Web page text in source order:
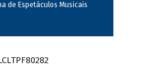
de Espetáculos Musicais